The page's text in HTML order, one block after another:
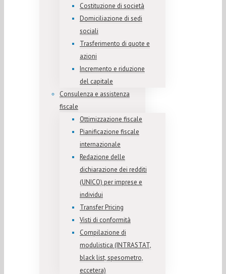
Costituzione di società
Domiciliazione di sedi
sociali
Trasferimento di quote e
azioni
Incremento e riduzione
del capitale
Consulenza e assistenza
fiscale
Ottimizzazione fiscale
Pianificazione fiscale
internazionale
Redazione delle
dichiarazione dei redditi
(UNICO) per imprese e
individui
Transfer Pricing
Visti di conformità
Compilazione di
modulistica (INTRASTAT,
black list, spesometro,
eccetera)